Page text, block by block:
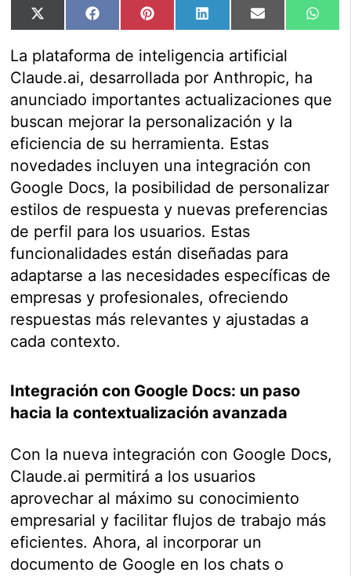
Compartir
en
X
Compartir
en
FacebookCompartir
en
PinterestCompartir
en
LinkedInCompartir
en
Email
en
La plataforma de inteligencia artificial
Claude.ai, desarrollada por Anthropic, ha
anunciado importantes actualizaciones que
buscan mejorar la personalización y la
eficiencia de su herramienta. Estas
novedades incluyen una integración con
Google Docs, la posibilidad de personalizar
estilos de respuesta y nuevas preferencias
de perfil para los usuarios. Estas
funcionalidades están diseñadas para
adaptarse a las necesidades específicas de
empresas y profesionales, ofreciendo
respuestas más relevantes y ajustadas a
cada contexto.
Integración con Google Docs: un paso
hacia la contextualización avanzada
Con la nueva integración con Google Docs,
Claude.ai permitirá a los usuarios
aprovechar al máximo su conocimiento
empresarial y facilitar flujos de trabajo más
eficientes. Ahora, al incorporar un
documento de Google en los chats o